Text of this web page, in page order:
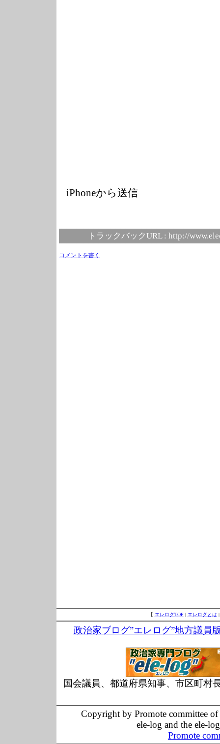
iPhoneから送信
トラックバックURL : http://
コメントを書く
【 エレログTOP | エレログとは
政治家ブログ”エレログ”地方議員
国会議員、都道府県知事、市区町村
Copyright by Promote committee
ele-log and the ele-
Promote